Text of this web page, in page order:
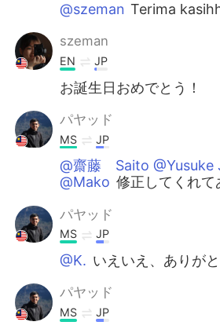
@szeman Terima
szeman
EN JP
お誕生日おめでとう！
パヤッド
MS JP
@齋藤 Saito @Yusuke
@Mako 修正してくれ
パヤッド
MS JP
@K. いえいえ、ありが
パヤッド
MS JP